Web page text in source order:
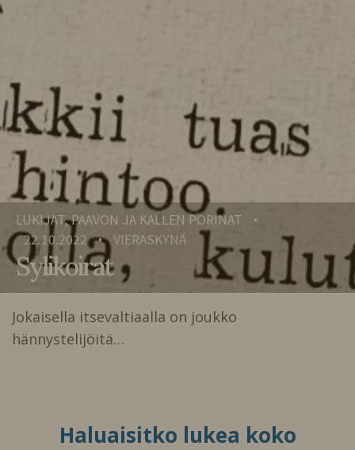
LUKIJAT, PAAVON JA KALLEN PORINAT •
22.10.2022 • VIERASKYNÄ
Sylikoirat
Jokaisella itsevaltiaalla on joukko
hännystelijöitä…
Haluaisitko lukea koko